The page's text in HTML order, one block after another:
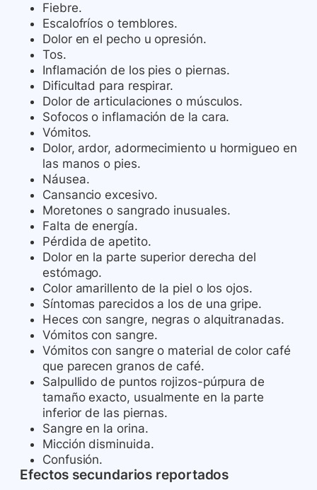
Fiebre.
Escalofríos o temblores.
Dolor en el pecho u opresión.
Tos.
Inflamación de los pies o piernas.
Dificultad para respirar.
Dolor de articulaciones o músculos.
Sofocos o inflamación de la cara.
Vómitos.
Dolor, ardor, adormecimiento u hormigueo en
las manos o pies.
Náusea.
Cansancio excesivo.
Moretones o sangrado inusuales.
Falta de energía.
Pérdida de apetito.
Dolor en la parte superior derecha del
estómago.
Color amarillento de la piel o los ojos.
Síntomas parecidos a los de una gripe.
Heces con sangre, negras o alquitranadas.
Vómitos con sangre.
Vómitos con sangre o material de color café
que parecen granos de café.
Salpullido de puntos rojizos-púrpura de
tamaño exacto, usualmente en la parte
inferior de las piernas.
Sangre en la orina.
Micción disminuida.
Confusión.
Efectos secundarios reportados